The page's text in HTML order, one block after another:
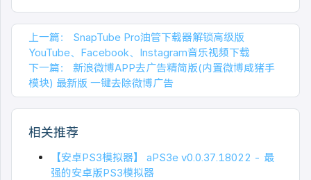
上一篇：
SnapTube Pro油管下载器解锁高级版
YouTube、Facebook、Instagram音乐视频下载
下一篇：
新浪微博APP去广告精简版(内置微博咸猪手
模块) 最新版 一键去除微博广告
相关推荐
【安卓PS3模拟器】 aPS3e v0.0.37.18022 - 最
强的安卓版PS3模拟器